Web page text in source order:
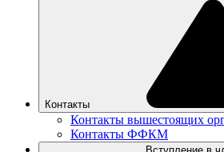
Контакты
Контакты вышестоящих
Контакты ФФКМ